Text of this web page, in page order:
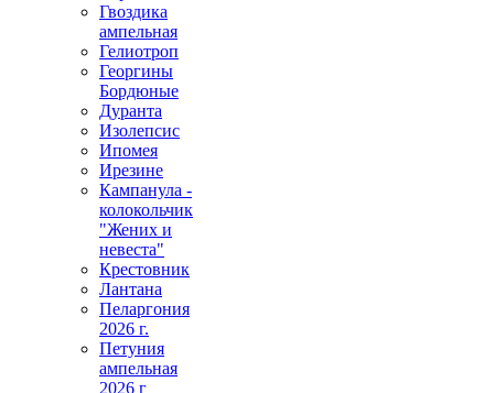
Гвоздика
ампельная
Гелиотроп
Георгины
Бордюные
Дуранта
Изолепсис
Ипомея
Ирезине
Кампанула -
колокольчик
"Жених и
невеста"
Крестовник
Лантана
Пеларгония
2026 г.
Петуния
ампельная
2026 г